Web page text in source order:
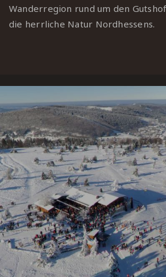
Wanderregion rund um den
die herrliche Natur Nordhessens.